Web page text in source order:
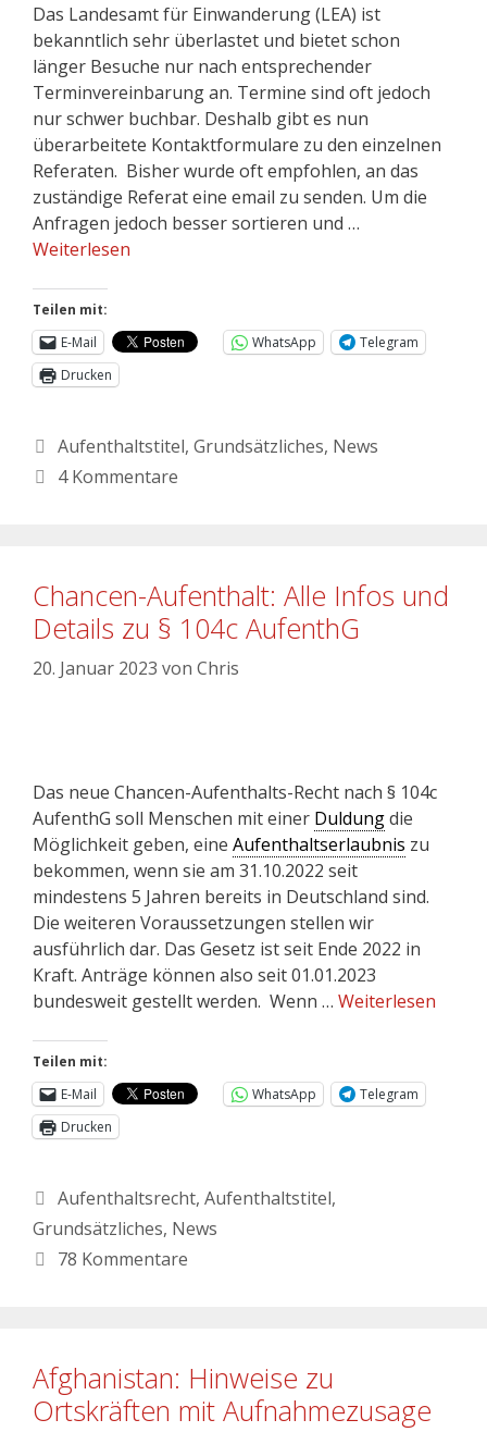
Das Landesamt für Einwanderung (LEA) ist
bekanntlich sehr überlastet und bietet schon
länger Besuche nur nach entsprechender
Terminvereinbarung an. Termine sind oft jedoch
nur schwer buchbar. Deshalb gibt es nun
überarbeitete Kontaktformulare zu den einzelnen
Referaten. Bisher wurde oft empfohlen, an das
zuständige Referat eine email zu senden. Um die
Anfragen jedoch besser sortieren und …
Weiterlesen
Teilen mit:
E-Mail
WhatsApp
Telegram
Drucken
Aufenthaltstitel, Grundsätzliches, News
4 Kommentare
Chancen-Aufenthalt: Alle Infos und
Details zu § 104c AufenthG
20. Januar 2023 von Chris
Das neue Chancen-Aufenthalts-Recht nach § 104c
AufenthG soll Menschen mit einer Duldungdie
Möglichkeit geben, eine Aufenthaltserlaubnis zu
bekommen, wenn sie am 31.10.2022 seit
mindestens 5 Jahren bereits in Deutschland sind.
Die weiteren Voraussetzungen stellen wir
ausführlich dar. Das Gesetz ist seit Ende 2022 in
Kraft. Anträge können also seit 01.01.2023
bundesweit gestellt werden. Wenn … Weiterlesen
Teilen mit:
E-Mail
WhatsApp
Telegram
Drucken
Aufenthaltsrecht, Aufenthaltstitel,
Grundsätzliches, News
78 Kommentare
Afghanistan: Hinweise zu
Ortskräften mit Aufnahmezusage